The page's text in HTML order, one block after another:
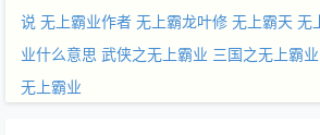
说 无上霸业作者 无上霸龙叶修 无上霸天 无
业什么意思 武侠之无上霸业 三国之无上霸业
无上霸业